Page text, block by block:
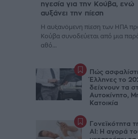
ηγεσία για την Κούβα, ενώ
αυξάνει την πίεση
Η αυξανόμενη πίεση των ΗΠΑ
Κούβα συνοδεύεται από μια
αθό...
Πώς
Έλληνες το
δείχνουν τα
Αυτοκίνητο,
Κατοικία
Γονεϊκότητα
AI: Η αγορά